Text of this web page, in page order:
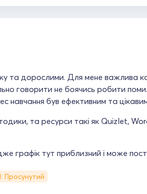
та дорослими. Для мене важлива
говорити не боячись робити
навчання був ефективним та
та ресурси такі як Quizlet,
графік тут приблизний і може
Просунутий